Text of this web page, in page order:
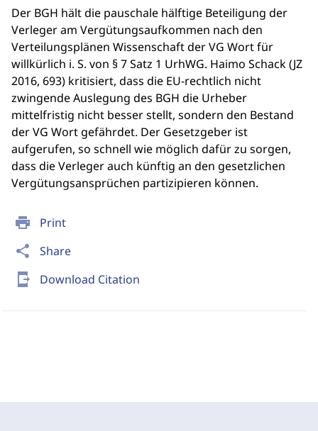
print Print
share Share
send_to_mobile Download Citation
Der BGH hält die pauschale hälftige Beteiligung der
Verleger am Vergütungsaufkommen nach den
Verteilungsplänen Wissenschaft der VG Wort für
willkürlich i. S. von § 7 Satz 1 UrhWG. Haimo Schack (JZ
2016, 693) kritisiert, dass die EU-rechtlich nicht
zwingende Auslegung des BGH die Urheber
mittelfristig nicht besser stellt, sondern den Bestand
der VG Wort gefährdet. Der Gesetzgeber ist
aufgerufen, so schnell wie möglich dafür zu sorgen,
dass die Verleger auch künftig an den gesetzlichen
Vergütungsansprüchen partizipieren können.